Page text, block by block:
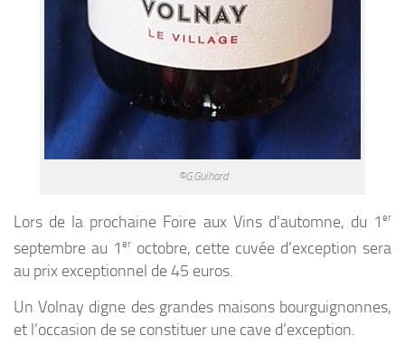
©G.Guihard
Lors de la prochaine Foire aux Vins d’automne, du 1 er
septembre au 1 eroctobre, cette cuvée d’exception sera
au prix exceptionnel de 45 euros.
Un Volnay digne des grandes maisons bourguignonnes,
et l’occasion de se constituer une cave d’exception.